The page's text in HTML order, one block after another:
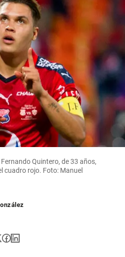
Quintero, de 33 años,
cuadro rojo. Foto: Manuel